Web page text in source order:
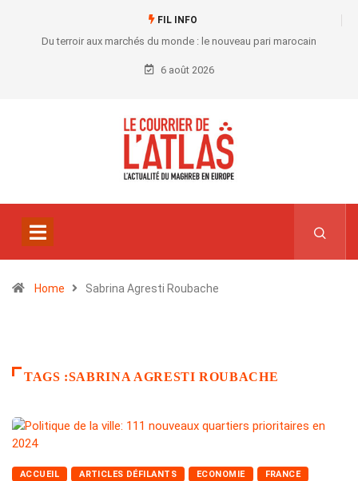
FIL INFO
Du terroir aux marchés du monde : le nouveau pari marocain
6 août 2026
Home Sabrina Agresti Roubache
TAGS :SABRINA AGRESTI ROUBACHE
ACCUEIL ARTICLES DÉFILANTS ECONOMIE FRANCE